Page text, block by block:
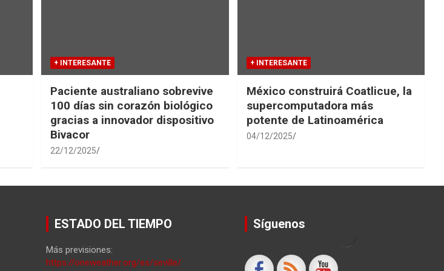
+ INTERESANTE
Paciente australiano sobrevive
100 días sin corazón biológico
gracias a innovador dispositivo
Bivacor
22/12/2025
+ INTERESANTE
México construirá Coatlicue, la
supercomputadora más
potente de Latinoamérica
04/12/2025
ESTADO DEL TIEMPO
Más previsiones:
https://oneweather.org/es/seville/
Síguenos